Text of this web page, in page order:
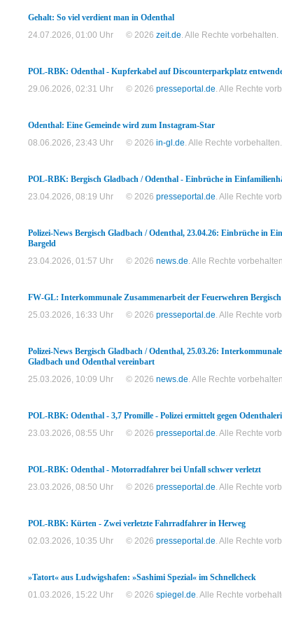
Gehalt: So viel verdient man in Odenthal
24.07.2026, 01:00 Uhr
© 2026 zeit.de. Alle Rechte vorbehalten.
POL-RBK: Odenthal - Kupferkabel auf Discounterparkplatz
29.06.2026, 02:31 Uhr
© 2026 presseportal.de. Alle Rechte
Odenthal: Eine Gemeinde wird zum Instagram-Star
08.06.2026, 23:43 Uhr
© 2026 in-gl.de. Alle Rechte vorbehalten.
POL-RBK: Bergisch Gladbach / Odenthal - Einbrüche in
23.04.2026, 08:19 Uhr
© 2026 presseportal.de. Alle Rechte
Polizei-News Bergisch Gladbach / Odenthal, 23.04.26: Einbrüche in
Bargeld
23.04.2026, 01:57 Uhr
© 2026 news.de. Alle Rechte
FW-GL: Interkommunale Zusammenarbeit der Feuerwehren
25.03.2026, 16:33 Uhr
© 2026 presseportal.de. Alle Rechte
Polizei-News Bergisch Gladbach / Odenthal, 25.03.26:
Gladbach und Odenthal vereinbart
25.03.2026, 10:09 Uhr
© 2026 news.de. Alle Rechte
POL-RBK: Odenthal - 3,7 Promille - Polizei ermittelt gegen
23.03.2026, 08:55 Uhr
© 2026 presseportal.de. Alle Rechte
POL-RBK: Odenthal - Motorradfahrer bei Unfall schwer verletzt
23.03.2026, 08:50 Uhr
© 2026 presseportal.de. Alle Rechte
POL-RBK: Kürten - Zwei verletzte Fahrradfahrer in Herweg
02.03.2026, 10:35 Uhr
© 2026 presseportal.de. Alle Rechte
»Tatort« aus Ludwigshafen: »Sashimi Spezial« im Schnellcheck
01.03.2026, 15:22 Uhr
© 2026 spiegel.de. Alle Rechte